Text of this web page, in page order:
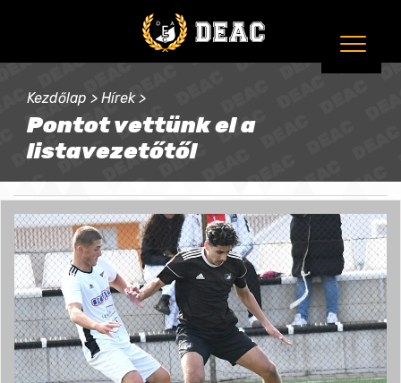
Kezdőlap > Hírek >
Pontot vettünk el a
listavezetőtől